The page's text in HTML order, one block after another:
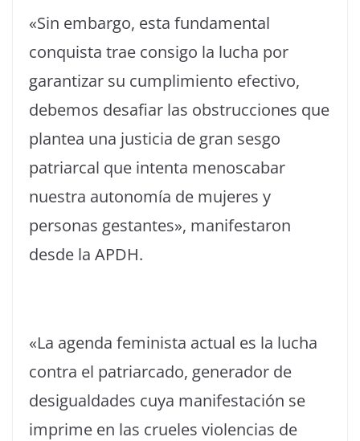
«Sin embargo, esta fundamental
conquista trae consigo la lucha por
garantizar su cumplimiento efectivo,
debemos desafiar las obstrucciones que
plantea una justicia de gran sesgo
patriarcal que intenta menoscabar
nuestra autonomía de mujeres y
personas gestantes», manifestaron
desde la APDH.
«La agenda feminista actual es la lucha
contra el patriarcado, generador de
desigualdades cuya manifestación se
imprime en las crueles violencias de